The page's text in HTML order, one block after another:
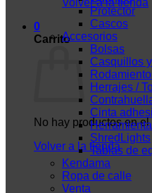
Volver a la tienda
0
Carrito
No hay productos en el
Volver a la tienda
Protector
Cascos
Accesorios
Bolsas
Casquillos
Herrajes /
Cinta
Herramienta
ShredLights
Tablas de
Kendama
Ropa de calle
Venta